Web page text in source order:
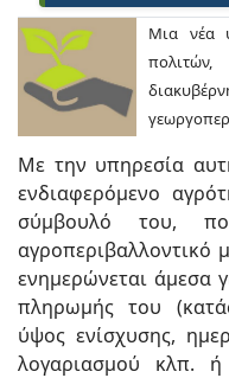
Μια νέα
Με την υπηρεσία
ενδιαφερόμενο
σύμβουλό του,
αγροπεριβαλλοντικό
ενημερώνεται άμεσα
πληρωμής του
ύψος ενίσχυσης,
λογαριασμού κλπ.